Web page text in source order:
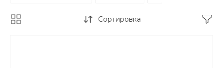
Сортировка